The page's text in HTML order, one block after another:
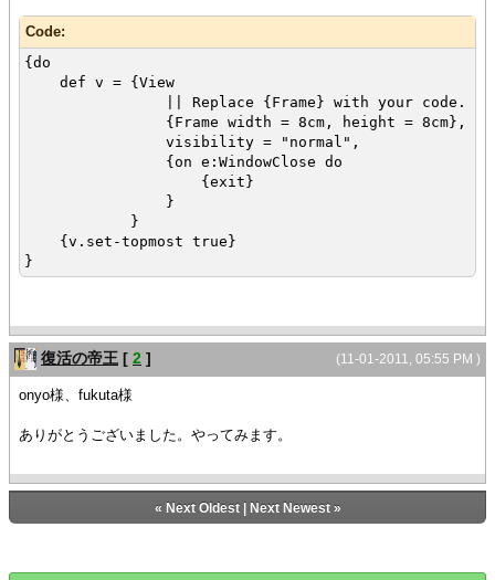
Code:
{do
def v = {View
|| Replace {Frame} with your code.
{Frame width = 8cm, height = 8cm},
visibility = "normal",
{on e:WindowClose do
{exit}
}
}
{v.set-topmost true}
}
(11-01-2011, 05:55 PM )
復活の帝王 [ 2 ]
onyo様、fukuta様
ありがとうございました。やってみます。
« Next Oldest| Next Newest»